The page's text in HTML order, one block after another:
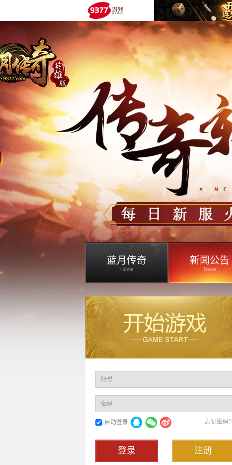
蓝月传奇
Home
新闻公告
News
账号
密码
忘记密码？
自动登录
注册
登录